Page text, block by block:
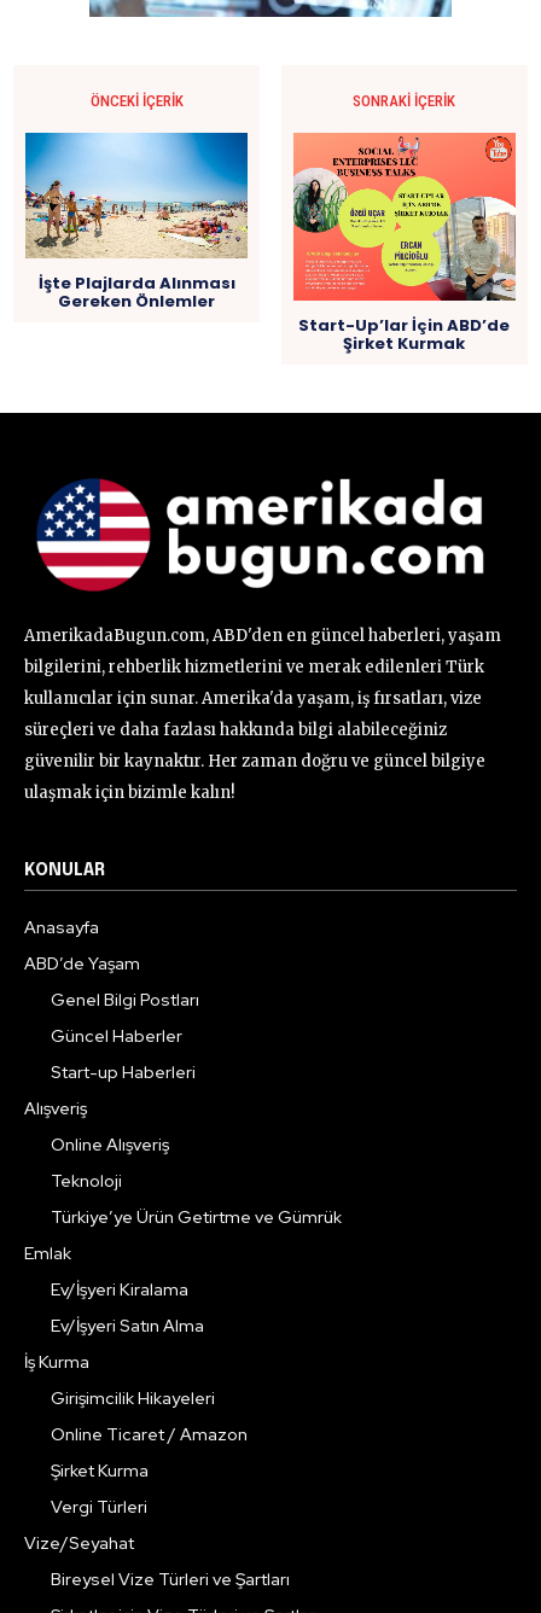
ÖNCEKI İÇERIK
İşte Plajlarda Alınması
Gereken Önlemler
SONRAKI İÇERIK
Start-Up’lar İçin ABD’de
Şirket Kurmak
AmerikadaBugun.com, ABD'den en güncel haberleri, yaşam
bilgilerini, rehberlik hizmetlerini ve merak edilenleri Türk
kullanıcılar için sunar. Amerika'da yaşam, iş fırsatları, vize
süreçleri ve daha fazlası hakkında bilgi alabileceğiniz
güvenilir bir kaynaktır. Her zaman doğru ve güncel bilgiye
ulaşmak için bizimle kalın!
KONULAR
Anasayfa
ABD’de Yaşam
Genel Bilgi Postları
Güncel Haberler
Start-up Haberleri
Alışveriş
Online Alışveriş
Teknoloji
Türkiye’ye Ürün Getirtme ve Gümrük
Emlak
Ev/İşyeri Kiralama
Ev/İşyeri Satın Alma
İş Kurma
Girişimcilik Hikayeleri
Online Ticaret / Amazon
Şirket Kurma
Vergi Türleri
Vize/Seyahat
Bireysel Vize Türleri ve Şartları